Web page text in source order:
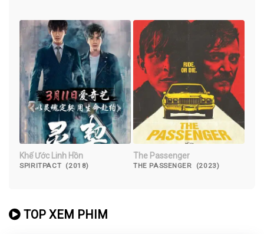
Khế Ước Linh Hồn
SPIRITPACT (2018)
The Passenger
THE PASSENGER (2023)
TOP XEM PHIM